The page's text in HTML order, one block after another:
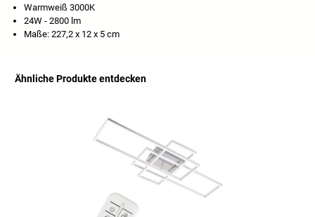
Warmweiß 3000K
24W - 2800 lm
Maße: 227,2 x 12 x 5 cm
Ähnliche Produkte entdecken